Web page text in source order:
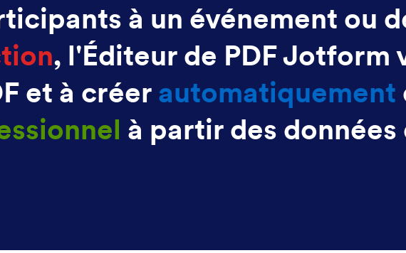
à un événement ou
, l'Éditeur de PDF Jotform
et à créer automatiquement
à partir des